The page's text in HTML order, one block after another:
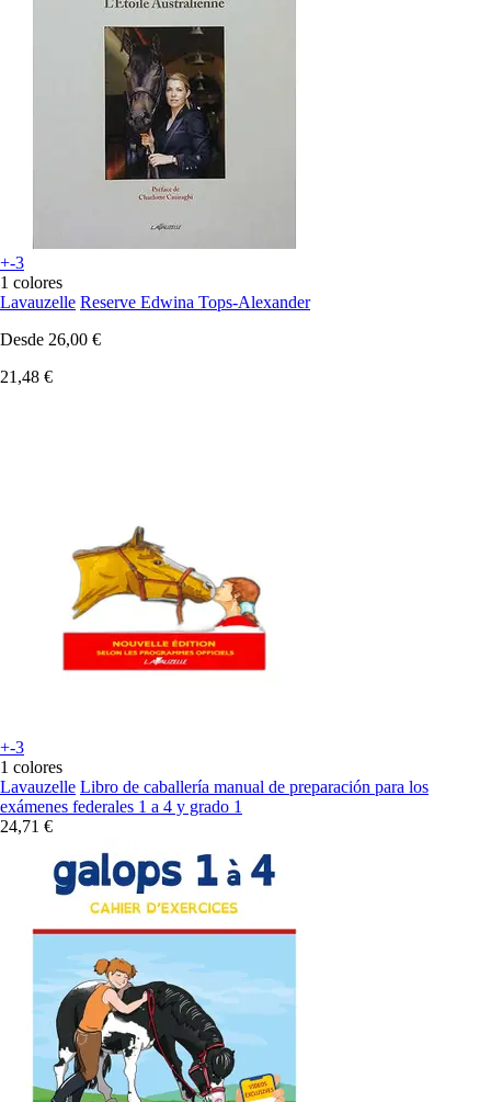
+-3
1 colores
Lavauzelle Reserve Edwina Tops-Alexander
Desde 26,00 €
21,48 €
+-3
1 colores
Lavauzelle Libro de caballería manual de preparación para los
exámenes federales 1 a 4 y grado 1
24,71 €